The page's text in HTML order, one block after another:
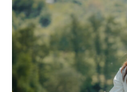
Teilnehmerin
Karin
Schwarz